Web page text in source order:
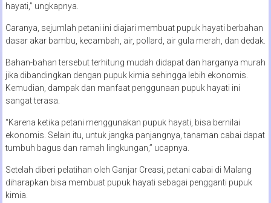
hayati,” ungkapnya.
Caranya, sejumlah petani ini diajari membuat pupuk hayati berbahan
dasar akar bambu, kecambah, air, pollard, air gula merah, dan dedak.
Bahan-bahan tersebut terhitung mudah didapat dan harganya murah
jika dibandingkan dengan pupuk kimia sehingga lebih ekonomis.
Kemudian, dampak dan manfaat penggunaan pupuk hayati ini
sangat terasa.
“Karena ketika petani menggunakan pupuk hayati, bisa bernilai
ekonomis. Selain itu, untuk jangka panjangnya, tanaman cabai dapat
tumbuh bagus dan ramah lingkungan,” ucapnya.
Setelah diberi pelatihan oleh Ganjar Creasi, petani cabai di Malang
diharapkan bisa membuat pupuk hayati sebagai pengganti pupuk
kimia.